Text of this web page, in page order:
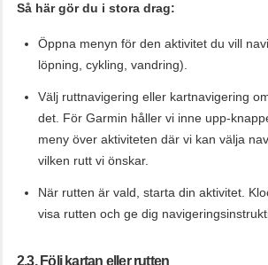
Så här gör du i stora drag:
Öppna menyn för den aktivitet du vill
löpning, cykling, vandring).
Välj ruttnavigering eller kartnavigering
det. För Garmin håller vi inne upp-
meny över aktiviteten där vi kan välja
vilken rutt vi önskar.
När rutten är vald, starta din aktivitet.
visa rutten och ge dig
2.3. Följ kartan eller rutten